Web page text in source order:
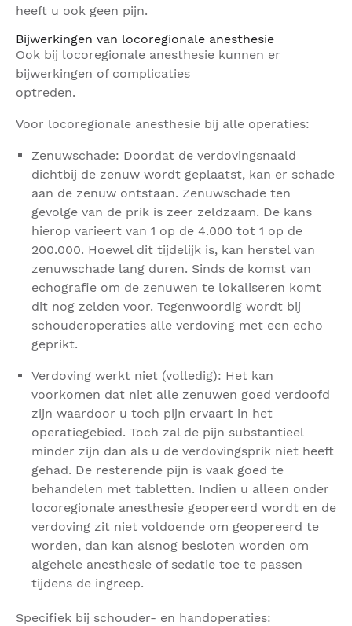
heeft u ook geen pijn.
Bijwerkingen van locoregionale anesthesie
Ook bij locoregionale anesthesie kunnen er
bijwerkingen of complicaties
optreden.
Voor locoregionale anesthesie bij alle operaties:
Zenuwschade: Doordat de verdovingsnaald
dichtbij de zenuw wordt geplaatst, kan er schade
aan de zenuw ontstaan. Zenuwschade ten
gevolge van de prik is zeer zeldzaam. De kans
hierop varieert van 1 op de 4.000 tot 1 op de
200.000. Hoewel dit tijdelijk is, kan herstel van
zenuwschade lang duren. Sinds de komst van
echografie om de zenuwen te lokaliseren komt
dit nog zelden voor. Tegenwoordig wordt bij
schouderoperaties alle verdoving met een echo
geprikt.
Verdoving werkt niet (volledig): Het kan
voorkomen dat niet alle zenuwen goed verdoofd
zijn waardoor u toch pijn ervaart in het
operatiegebied. Toch zal de pijn substantieel
minder zijn dan als u de verdovingsprik niet heeft
gehad. De resterende pijn is vaak goed te
behandelen met tabletten. Indien u alleen onder
locoregionale anesthesie geopereerd wordt en de
verdoving zit niet voldoende om geopereerd te
worden, dan kan alsnog besloten worden om
algehele anesthesie of sedatie toe te passen
tijdens de ingreep.
Specifiek bij schouder- en handoperaties: